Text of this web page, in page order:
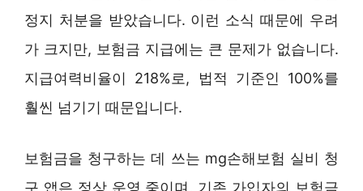
정지 처분을 받았습니다. 이런 소식 때문에 우려
가 크지만, 보험금 지급에는 큰 문제가 없습니다.
지급여력비율이 218%로, 법적 기준인 100%를
훨씬 넘기기 때문입니다.
보험금을 청구하는 데 쓰는 mg손해보험 실비 청
구 앱은 정상 운영 중이며, 기존 가입자의 보험금